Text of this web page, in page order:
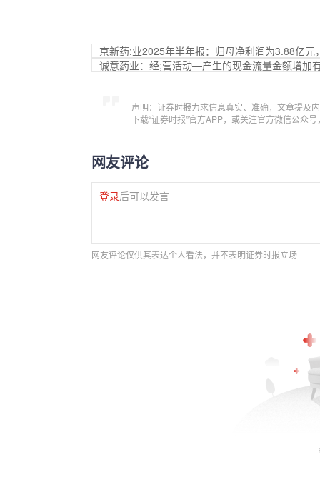
京新药:业2025年半年报：归母净利润为3.88亿元
诚意药业：经;营活动—产生的现金流量金额增加
声明：证券时报力求信息真实、准确，文章提及
下载“证券时报”官方APP，或关注官方微信公众
网友评论
登录后可以发言
网友评论仅供其表达个人看法，并不表明证券时报立场